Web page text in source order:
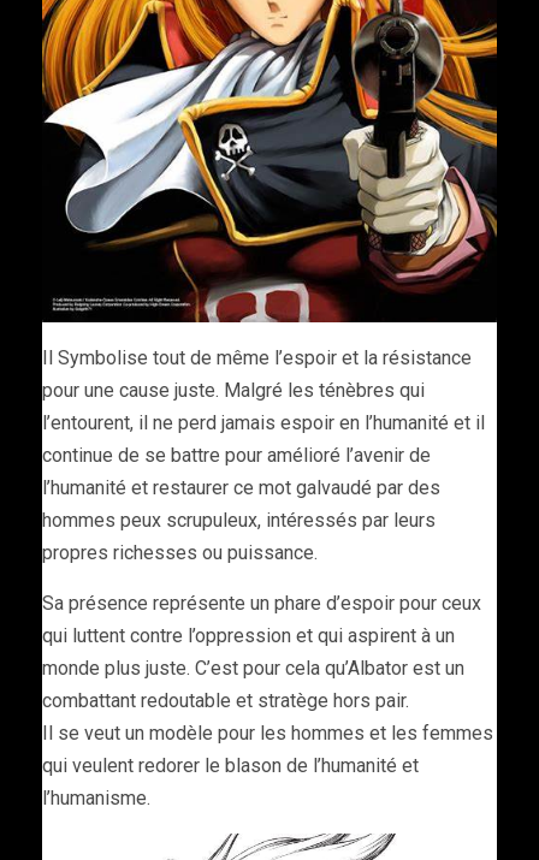
Il Symbolise tout de même l’espoir et la résistance
pour une cause juste. Malgré les ténèbres qui
l’entourent, il ne perd jamais espoir en l’humanité et il
continue de se battre pour amélioré l’avenir de
l’humanité et restaurer ce mot galvaudé par des
hommes peux scrupuleux, intéressés par leurs
propres richesses ou puissance.
Sa présence représente un phare d’espoir pour ceux
qui luttent contre l’oppression et qui aspirent à un
monde plus juste. C’est pour cela qu’Albator est un
combattant redoutable et stratège hors pair.
Il se veut un modèle pour les hommes et les femmes
qui veulent redorer le blason de l’humanité et
l’humanisme.